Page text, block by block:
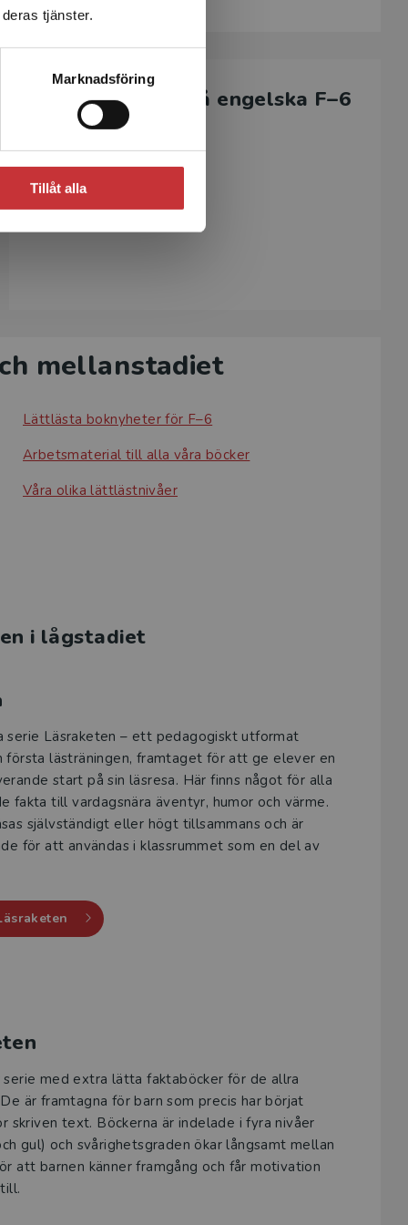
tjänster.
Marknadsföring
Tillåt alla
Läsförståelse på engelska F–6
Reading Rockets A–D
Active Reading A–C
mellanstadiet
Lättlästa boknyheter för F–6
Arbetsmaterial till alla våra böcker
Våra olika lättlästnivåer
i lågstadiet
serie Läsraketen – ett pedagogiskt utformat
första lästräningen, framtaget för att ge elever en
start på sin läsresa. Här finns något för alla
fakta till vardagsnära äventyr, humor och värme.
självständigt eller högt tillsammans och är
för att användas i klassrummet som en del av
serie med extra lätta faktaböcker för de allra
är framtagna för barn som precis har börjat
skriven text. Böckerna är indelade i fyra nivåer
gul) och svårighetsgraden ökar långsamt mellan
att barnen känner framgång och får motivation